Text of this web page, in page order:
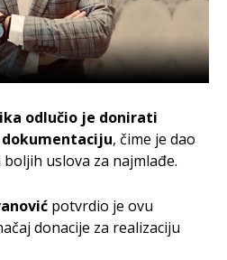
odlučio je donirati
, čime je dao
uslova za najmlađe.
potvrdio je ovu
donacije za realizaciju